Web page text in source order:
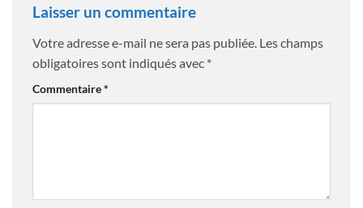
Laisser un commentaire
Votre adresse e-mail ne sera pas publiée. Les champs
obligatoires sont indiqués avec *
Commentaire*